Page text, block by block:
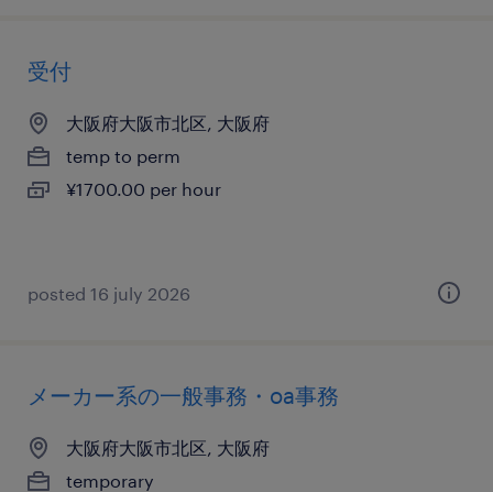
受付
大阪府大阪市北区, 大阪府
temp to perm
¥1700.00 per hour
posted 16 july 2026
メーカー系の一般事務・oa事務
大阪府大阪市北区, 大阪府
temporary